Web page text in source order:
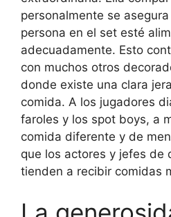
personalmente se
persona en el set esté
adecuadamente. Esto
con muchos otros
donde existe una clara
comida. A los jugadores
faroles y los spot boys, a
comida diferente y de
que los actores y jefes de
tienden a recibir comidas